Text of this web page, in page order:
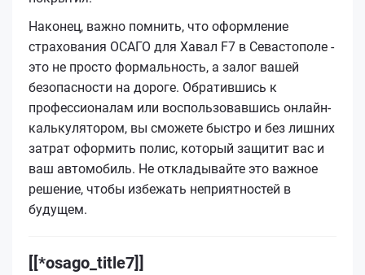
Наконец, важно помнить, что оформление
страхования ОСАГО для Хавал F7 в Севастополе -
это не просто формальность, а залог вашей
безопасности на дороге. Обратившись к
профессионалам или воспользовавшись онлайн-
калькулятором, вы сможете быстро и без лишних
затрат оформить полис, который защитит вас и
ваш автомобиль. Не откладывайте это важное
решение, чтобы избежать неприятностей в
будущем.
[[*osago_title7]]